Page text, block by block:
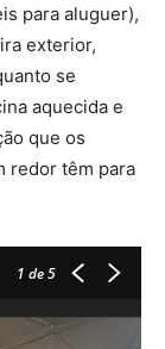
para aluguer),
exterior,
se
aquecida e
que os
redor têm para
1 de 5